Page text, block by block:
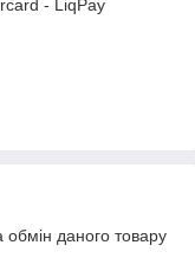
- LiqPay
даного товару